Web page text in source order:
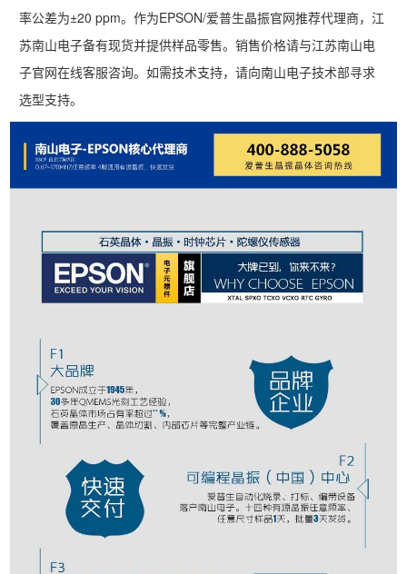
率公差为±20 ppm。作为EPSON/爱普生晶振官网推荐代理商，江
苏南山电子备有现货并提供样品零售。销售价格请与江苏南山电
子官网在线客服咨询。如需技术支持，请向南山电子技术部寻求
选型支持。